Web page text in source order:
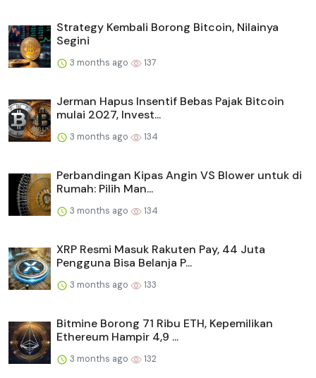
Strategy Kembali Borong Bitcoin, Nilainya
Segini
3 months ago 137
Jerman Hapus Insentif Bebas Pajak Bitcoin
mulai 2027, Invest...
3 months ago 134
Perbandingan Kipas Angin VS Blower untuk di
Rumah: Pilih Man...
3 months ago 134
XRP Resmi Masuk Rakuten Pay, 44 Juta
Pengguna Bisa Belanja P...
3 months ago 133
Bitmine Borong 71 Ribu ETH, Kepemilikan
Ethereum Hampir 4,9 ...
3 months ago 132